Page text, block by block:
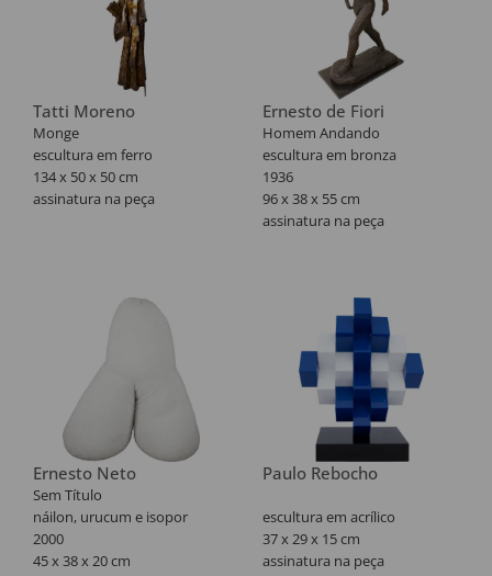
Tatti Moreno
Monge
escultura em ferro
134 x 50 x 50 cm
assinatura na peça
Ernesto de Fiori
Homem Andando
escultura em bronza
1936
96 x 38 x 55 cm
assinatura na peça
Ernesto Neto
Sem Título
náilon, urucum e isopor
2000
45 x 38 x 20 cm
Paulo Rebocho
escultura em acrílico
37 x 29 x 15 cm
assinatura na peça